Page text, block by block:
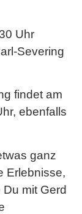
Uhr
Severing
findet am
ebenfalls
ganz
Erlebnisse,
mit Gerd